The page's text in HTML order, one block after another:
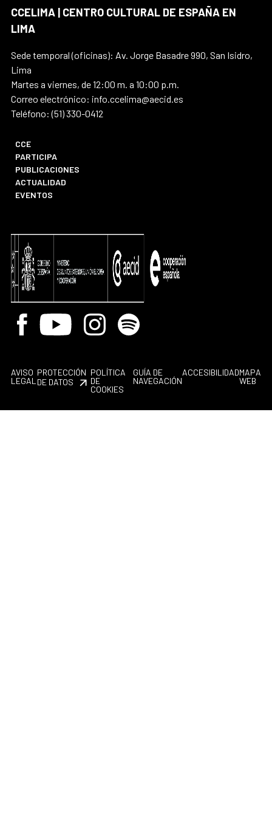
CCELIMA | CENTRO CULTURAL DE ESPAÑA EN
LIMA
Sede temporal (oficinas): Av. Jorge Basadre 990, San Isidro,
Lima
Martes a viernes, de 12:00 m. a 10:00 p.m.
Correo electrónico: info.ccelima@aecid.es
Teléfono: (51) 330-0412
CCE
PARTICIPA
PUBLICACIONES
ACTUALIDAD
EVENTOS
Facebook
Youtube InstagramSpotify
AVISO
LEGAL
PROTECCIÓN
DE DATOS
POLÍTICA
DE
COOKIES
GUÍA DE
NAVEGACIÓN
ACCESIBILIDADMAPA
WEB